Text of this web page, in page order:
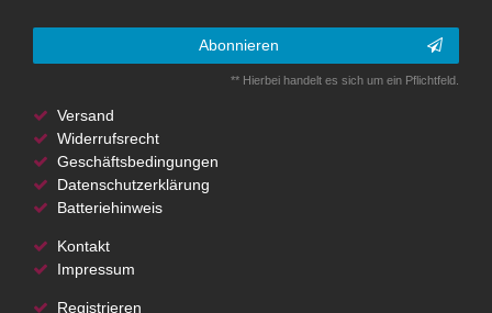
Abonnieren
** Hierbei handelt es sich um ein Pflichtfeld.
Versand
Widerrufsrecht
Geschäftsbedingungen
Datenschutzerklärung
Batteriehinweis
Kontakt
Impressum
Registrieren